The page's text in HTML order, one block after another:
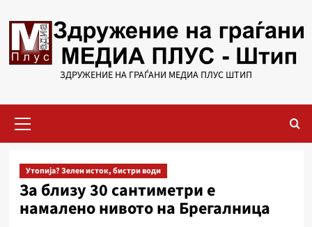
to
content
ЗДРУЖЕНИЕ НА ГРАЃАНИ МЕДИА ПЛУС ШТИП
Menu
Утопија? Зелен исток, бистри води
За близу 30 сантиметри е
намалено нивото на Брегалница